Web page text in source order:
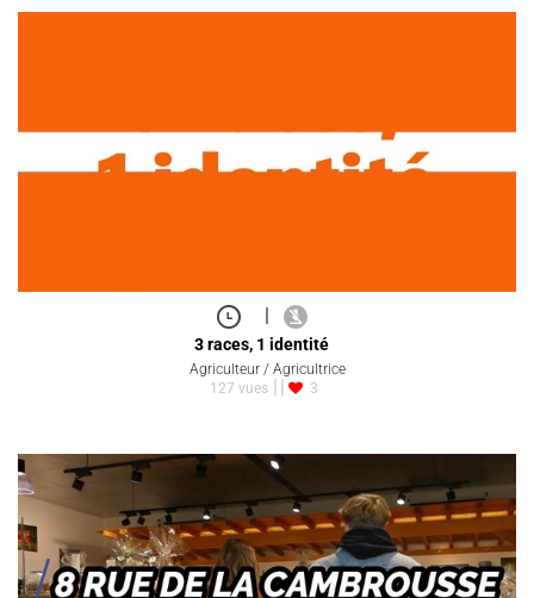
3 races, 1 identité
Agriculteur / Agricultrice
127 vues
3